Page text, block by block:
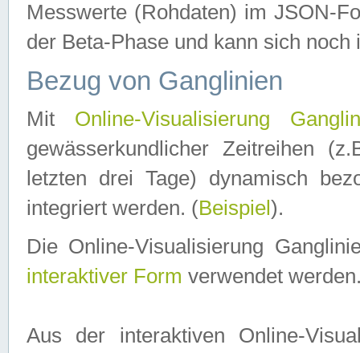
Messwerte (Rohdaten) im JSON-
der Beta-Phase und kann sich noch
Bezug von Ganglinien
Mit Online-Visualisierung
gewässerkundlicher Zeitreihen
letzten drei Tage) dynamisch
integriert werden. (Beispiel ).
Die Online-Visualisierung
interaktiver Form verwendet
Aus der interaktiven Online-